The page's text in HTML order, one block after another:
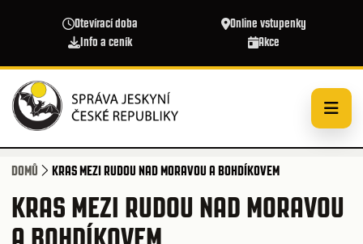
Otevírací doba
Online vstupenky
Info a ceník
Akce
DOMŮ KRAS MEZI RUDOU NAD MORAVOU A BOHDÍKOVEM
KRAS MEZI RUDOU NAD MORAVOU